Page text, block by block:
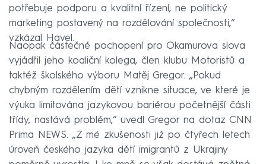
potřebuje podporu a kvalitní řízení, ne politický
marketing postavený na rozdělování společnosti,“
vzkázal Havel.
Naopak částečné pochopení pro Okamurova slova
vyjádřil jeho koaliční kolega, člen klubu Motoristů a
taktéž školského výboru Matěj Gregor. „Pokud
chybným rozdělením dětí vznikne situace, ve které je
výuka limitována jazykovou bariérou početnější části
třídy, nastává problém,“ uvedl Gregor na dotaz CNN
Prima NEWS. „Z mé zkušenosti již po čtyřech letech
úroveň českého jazyka dětí imigrantů z Ukrajiny